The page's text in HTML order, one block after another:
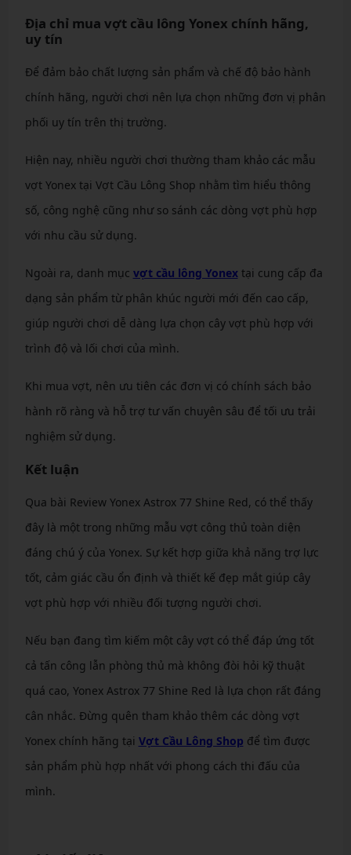
Địa chỉ mua vợt cầu lông Yonex chính hãng,
uy tín
Để đảm bảo chất lượng sản phẩm và chế độ bảo hành
chính hãng, người chơi nên lựa chọn những đơn vị phân
phối uy tín trên thị trường.
Hiện nay, nhiều người chơi thường tham khảo các mẫu
vợt Yonex tại Vợt Cầu Lông Shop nhằm tìm hiểu thông
số, công nghệ cũng như so sánh các dòng vợt phù hợp
với nhu cầu sử dụng.
Ngoài ra, danh mục vợt cầu lông Yonextại cung cấp đa
dạng sản phẩm từ phân khúc người mới đến cao cấp,
giúp người chơi dễ dàng lựa chọn cây vợt phù hợp với
trình độ và lối chơi của mình.
Khi mua vợt, nên ưu tiên các đơn vị có chính sách bảo
hành rõ ràng và hỗ trợ tư vấn chuyên sâu để tối ưu trải
nghiệm sử dụng.
Kết luận
Qua bài Review Yonex Astrox 77 Shine Red, có thể thấy
đây là một trong những mẫu vợt công thủ toàn diện
đáng chú ý của Yonex. Sự kết hợp giữa khả năng trợ lực
tốt, cảm giác cầu ổn định và thiết kế đẹp mắt giúp cây
vợt phù hợp với nhiều đối tượng người chơi.
Nếu bạn đang tìm kiếm một cây vợt có thể đáp ứng tốt
cả tấn công lẫn phòng thủ mà không đòi hỏi kỹ thuật
quá cao, Yonex Astrox 77 Shine Red là lựa chọn rất đáng
cân nhắc. Đừng quên tham khảo thêm các dòng vợt
Yonex chính hãng tại Vợt Cầu Lông Shop để tìm được
sản phẩm phù hợp nhất với phong cách thi đấu của
mình.